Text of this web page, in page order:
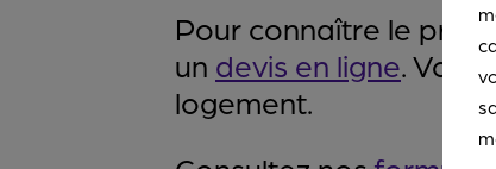
Pour connaître le prix
un devis en ligne.
logement.